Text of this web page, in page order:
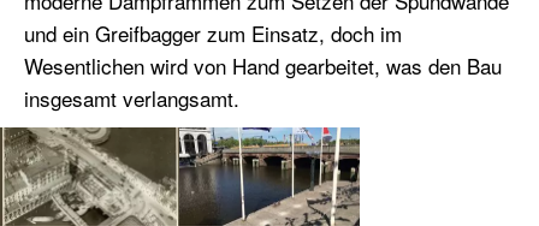
und ein Greifbagger zum Einsatz, doch im
Wesentlichen wird von Hand gearbeitet, was den Bau
insgesamt verlangsamt.